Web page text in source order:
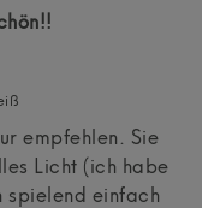
empfehlen. Sie
Licht (ich habe
spielend einfach